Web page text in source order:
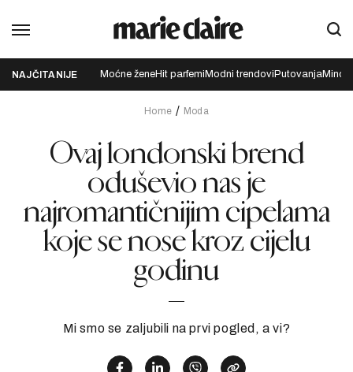
NAJČITANIJE Moćne ženeHit parfemi Modni trendovi Putovanja
Home Moda
Ovaj londonski brend
oduševio nas je
najromantičnijim cipelama
koje se nose kroz cijelu
godinu
Mi smo se zaljubili na prvi pogled, a vi?